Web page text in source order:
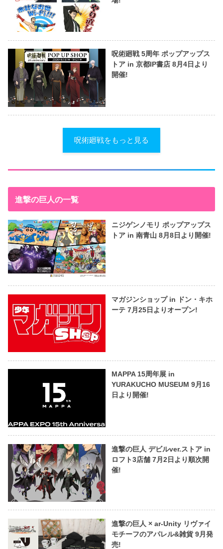
呪術廻戦 5周年 ポップアップス
トア in 京都IP書店 8月4日より
開催!
呪術廻戦をもっと見る
進撃の巨人の一覧
ニジゲンノモリ ポップアップス
トア in 南青山 8月8日より開催!
マガジンショップ in ドン・キホ
ーテ 7月25日よりオープン!
MAPPA 15周年展 in
YURAKUCHO MUSEUM 9月16
日より開催!
進撃の巨人 デビルver.ストア in
ロフト3店舗 7月2日より順次開
催!
進撃の巨人 × ar-Unity リヴァイ
モチーフのアパレル&雑貨 9月発
売!